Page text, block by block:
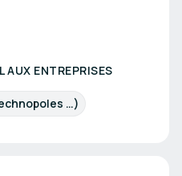
AUX ENTREPRISES
…)